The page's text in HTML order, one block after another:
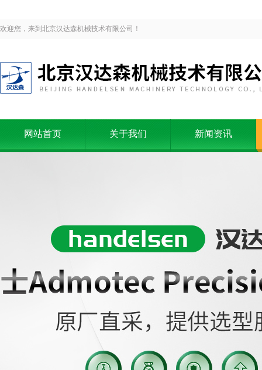
欢迎您，来到北京汉达森机械技术有限公司！
网站首页 关于我们 新闻资讯